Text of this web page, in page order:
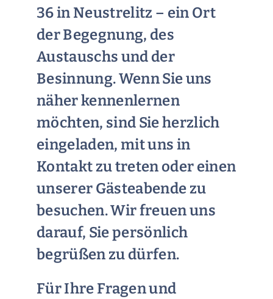
36 in Neustrelitz – ein Ort
der Begegnung, des
Austauschs und der
Besinnung. Wenn Sie uns
näher kennenlernen
möchten, sind Sie herzlich
eingeladen, mit uns in
Kontakt zu treten oder einen
unserer Gästeabende zu
besuchen. Wir freuen uns
darauf, Sie persönlich
begrüßen zu dürfen.
Für Ihre Fragen und